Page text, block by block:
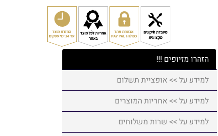
הזהרו מזיופים !!!
למידע על >> אופציית תשלום
למידע על >> אחריות המוצרים
למידע על >> שרות משלוחים